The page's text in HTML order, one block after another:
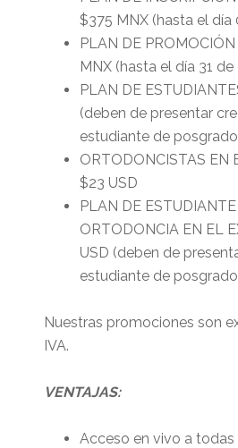
$375 MNX (hasta el día
PLAN DE
MNX (hasta el día 31
PLAN DE
(deben de presentar
estudiante de
ORTODONCISTAS EN
$23 USD
PLAN DE
ORTODONCIA EN EL
USD (deben de
estudiante de
Nuestras promociones son
IVA.
VENTAJAS:
Acceso en vivo a todas